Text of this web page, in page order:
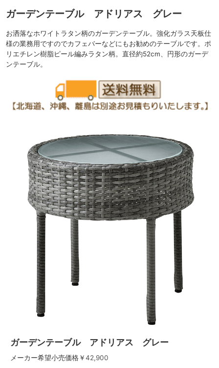
ガーデンテーブル アドリアス グレー
お洒落なホワイトラタン柄のガーデンテーブル。強化ガラス天板仕
様の業務用ですのでカフェバーなどにもお勧めのテーブルです。ポ
リエチレン樹脂ピール編みラタン柄。直径約52cm、円形のガーデ
ンテーブル。
ガーデンテーブル アドリアス グレー
メーカー希望小売価格￥42,900